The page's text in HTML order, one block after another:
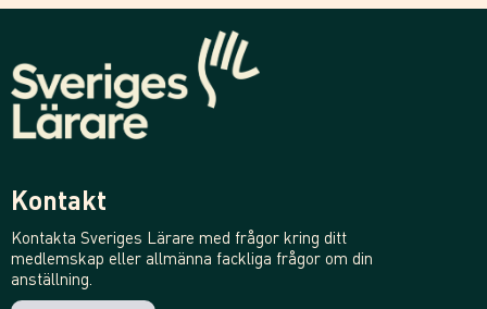
Kontakt
Kontakta Sveriges Lärare med frågor kring ditt
medlemskap eller allmänna fackliga frågor om din
anställning.